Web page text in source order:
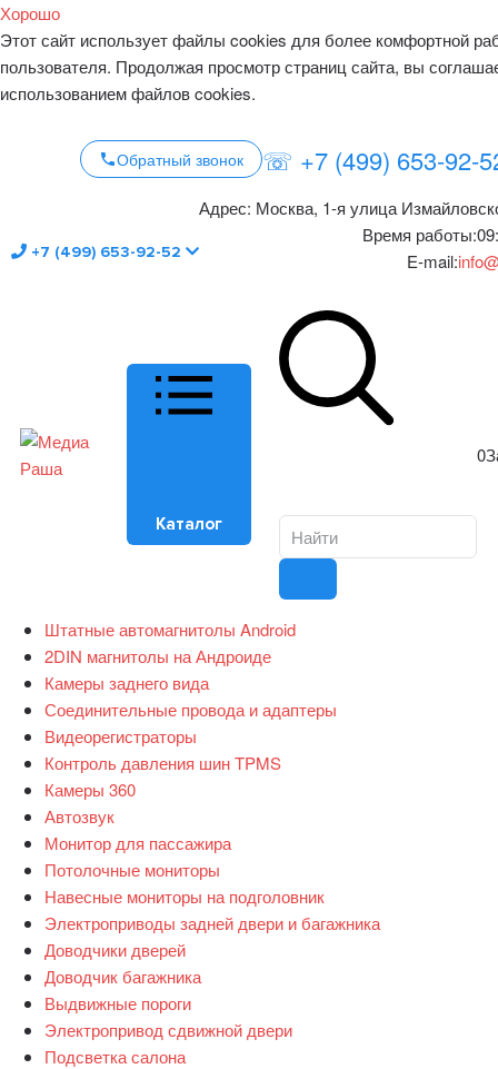
Хорошо
Этот сайт использует файлы cookies для более комфортной
пользователя. Продолжая просмотр страниц сайта, вы
использованием файлов cookies.
Обратный звонок ☏ +7 (499) 653-92-
+7 (499) 653-92-52
Адрес: Москва, 1-я улица
Время работы:
E-mail:
Каталог
0
Штатные автомагнитолы Android
2DIN магнитолы на Андроиде
Камеры заднего вида
Соединительные провода и адаптеры
Видеорегистраторы
Контроль давления шин TPMS
Камеры 360
Автозвук
Монитор для пассажира
Потолочные мониторы
Навесные мониторы на подголовник
Электроприводы задней двери и багажника
Доводчики дверей
Доводчик багажника
Выдвижные пороги
Электропривод сдвижной двери
Подсветка салона